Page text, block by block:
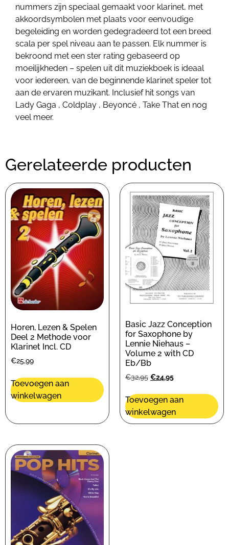
nummers zijn speciaal gemaakt voor klarinet, met
akkoordsymbolen met plaats voor eenvoudige
begeleiding en worden gedegradeerd tot een breed
scala per spel niveau aan te passen. Elk nummer is
bekroond met een ster rating gebaseerd op
moeilijkheden – spelen uit dit muziekboek is ideaal
voor iedereen, van de beginnende klarinet speler tot
aan de ervaren muzikant. Inclusief hit songs van
Lady Gaga , Coldplay , Beyoncé , Take That en nog
veel meer.
Gerelateerde producten
Horen, Lezen & Spelen
Deel 2 Methode voor
Klarinet Incl. CD
€25,99
Toevoegen aan
winkelwagen
Basic Jazz Conception
for Saxophone by
Lennie Niehaus –
Volume 2 with CD
Eb/Bb
€32,95 €24,95
Toevoegen aan
winkelwagen